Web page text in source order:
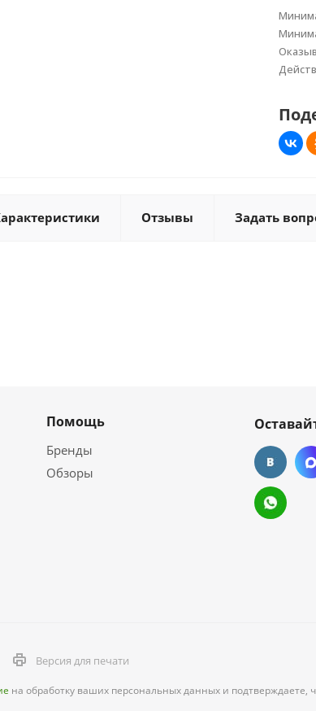
Отзывы Задать
Помощь
Бренды
Обзоры
Версия для печати
на обработку ваших персональных данных и подтверждаете,